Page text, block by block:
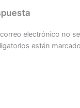
electrónico no
están